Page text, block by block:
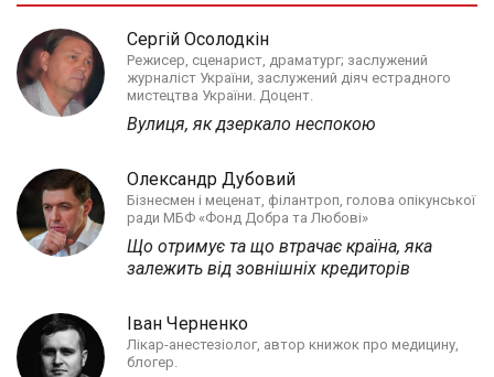
Сергій Осолодкін
Режисер, сценарист, драматург; заслужений
журналіст України, заслужений діяч естрадного
мистецтва України. Доцент.
Вулиця, як дзеркало неспокою
Олександр Дубовий
Бізнесмен і меценат, філантроп, голова опікунської
ради МБФ «Фонд Добра та Любові»
Що отримує та що втрачає країна, яка
залежить від зовнішніх кредиторів
Іван Черненко
Лікар-анестезіолог, автор книжок про медицину,
блогер.